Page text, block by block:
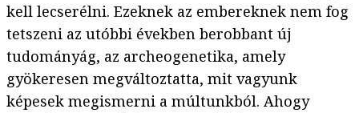
kell lecserélni. Ezeknek az embereknek nem fog
tetszeni az utóbbi években berobbant új
tudományág, az archeogenetika, amely
gyökeresen megváltoztatta, mit vagyunk
képesek megismerni a múltunkból. Ahogy